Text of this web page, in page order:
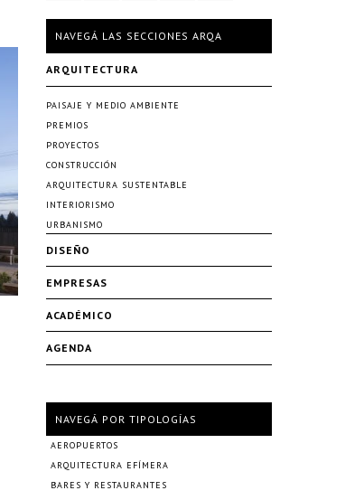
NAVEGÁ LAS SECCIONES ARQA
ARQUITECTURA
PAISAJE Y MEDIO AMBIENTE
PREMIOS
PROYECTOS
CONSTRUCCIÓN
ARQUITECTURA SUSTENTABLE
INTERIORISMO
URBANISMO
DISEÑO
EMPRESAS
ACADÉMICO
AGENDA
NAVEGÁ POR TIPOLOGÍAS
AEROPUERTOS
ARQUITECTURA EFÍMERA
BARES Y RESTAURANTES